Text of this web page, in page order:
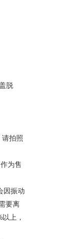
脱
拍照
为售
因振动
要离
上，